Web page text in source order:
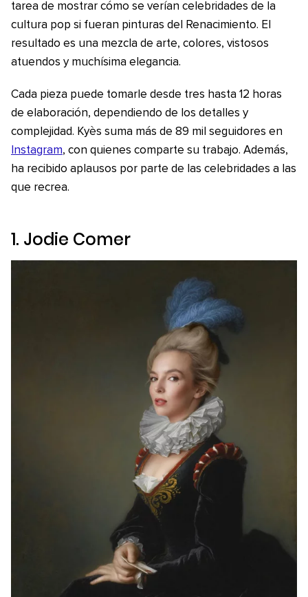
tarea de mostrar cómo se verían celebridades de la
cultura pop si fueran pinturas del Renacimiento. El
resultado es una mezcla de arte, colores, vistosos
atuendos y muchísima elegancia.
Cada pieza puede tomarle desde tres hasta 12 horas
de elaboración, dependiendo de los detalles y
complejidad. Kyès suma más de 89 mil seguidores en
Instagram, con quienes comparte su trabajo. Además,
ha recibido aplausos por parte de las celebridades a las
que recrea.
1. Jodie Comer